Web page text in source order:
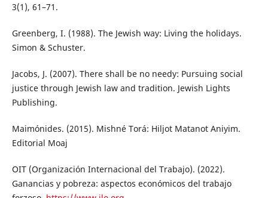
3(1), 61–71.
Greenberg, I. (1988). The Jewish way: Living the holidays.
Simon & Schuster.
Jacobs, J. (2007). There shall be no needy: Pursuing social
justice through Jewish law and tradition. Jewish Lights
Publishing.
Maimónides. (2015). Mishné Torá: Hiljot Matanot Aniyim.
Editorial Moaj
OIT (Organización Internacional del Trabajo). (2022).
Ganancias y pobreza: aspectos económicos del trabajo